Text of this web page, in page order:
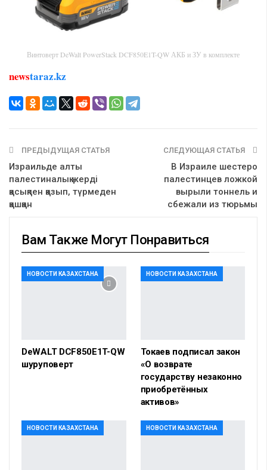
Винтоверт DeWalt PowerStack DCF850E1T-QW АКБ и ЗУ в комплекте
newstaraz.kz
ПРЕДЫДУЩАЯ СТАТЬЯ
Израильде алты
палестиналық жерді
қасықпен қазып, түрмеден
қашқан
СЛЕДУЮЩАЯ СТАТЬЯ
В Израиле шестеро
палестинцев ложкой
вырыли тоннель и
сбежали из тюрьмы
Вам Также Могут Понравиться
НОВОСТИ КАЗАХСТАНА
DeWALT DCF850E1T-QW
шуруповерт
НОВОСТИ КАЗАХСТАНА
Токаев подписал закон
«О возврате
государству незаконно
приобретённых
активов»
НОВОСТИ КАЗАХСТАНА НОВОСТИ КАЗАХСТАНА